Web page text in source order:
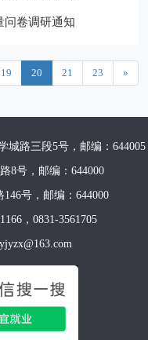
问卷调研通知
19 20 21 23 »
城路三段5号，邮编：644005
8号，邮编：644000
号，邮编：644000
，0831-3561705